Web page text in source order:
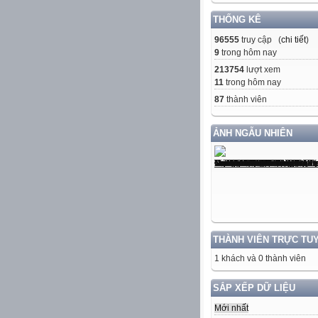
THỐNG KÊ
96555 truy cập (chi tiết)
9 trong hôm nay
213754 lượt xem
11 trong hôm nay
87 thành viên
ẢNH NGẪU NHIÊN
THÀNH VIÊN TRỰC
1 khách và 0 thành viên
SẮP XẾP DỮ LIỆU
Mới nhất